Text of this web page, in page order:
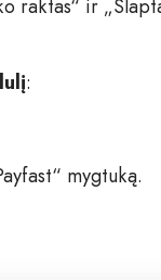
raktas“ ir
:
mygtuką.